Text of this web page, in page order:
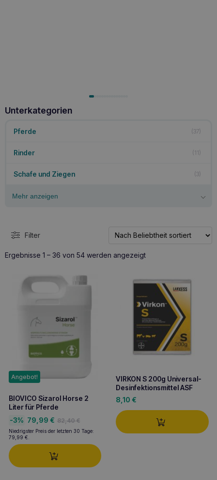
Unterkategorien
Pferde 37
Rinder 11
Schafe und Ziegen 3
Mehr anzeigen
Filter
Ergebnisse 1 – 36 von 54 werden angezeigtNach
Angebot!
Niedrigster Preis der letzten 30 Tage:
79,99 €
BIOVICO Sizarol Horse 2
Liter für Pferde
-3%
82,40€
Ursprünglicher
Preis
war:
82,40 €
79,99 €
Aktueller
Preis
ist:
79,99 €.
VIRKON S 200g Universal-
Desinfektionsmittel ASF
8,10 €